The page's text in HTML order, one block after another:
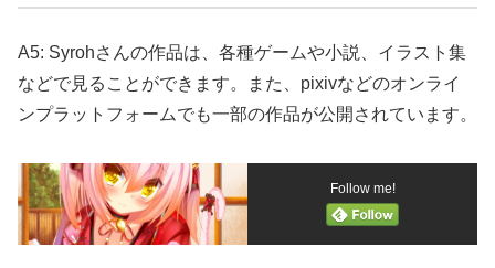
A5: Syrohさんの作品は、各種ゲームや小説、イラスト集
などで見ることができます。また、pixivなどのオンライ
ンプラットフォームでも一部の作品が公開されています。
Follow me!